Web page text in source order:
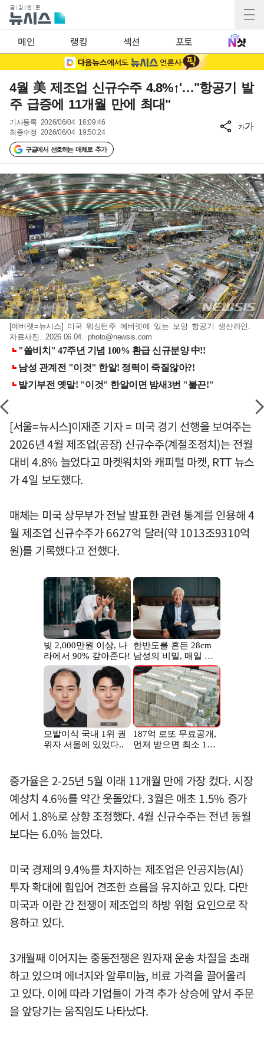
메인 랭킹 섹션 포토
4월 美 제조업 신규수주 4.8%↑'…"항공기 발
주 급증에 11개월 만에 최대"
기사등록 2026/06/04 16:09:46
최종수정 2026/06/04 19:50:24
구글에서 선호하는 매체로 추가
가가
[에버렛=뉴시스] 미국 워싱턴주 에버렛에 있는 보잉 항공기 생산라인.
자료사진. 2026.06.04. photo@newsis.com
[서울=뉴시스]이재준 기자 = 미국 경기 선행을 보여주는
2026년 4월 제조업(공장) 신규수주(계절조정치)는 전월
대비 4.8% 늘었다고 마켓워치와 캐피털 마켓, RTT 뉴스
가 4일 보도했다.
매체는 미국 상무부가 전날 발표한 관련 통계를 인용해 4
월 제조업 신규수주가 6627억 달러(약 1013조9310억
원)를 기록했다고 전했다.
증가율은 2-25년 5월 이래 11개월 만에 가장 컸다. 시장
예상치 4.6%를 약간 웃돌았다. 3월은 애초 1.5% 증가
에서 1.8%로 상향 조정했다. 4월 신규수주는 전년 동월
보다는 6.0% 늘었다.
미국 경제의 9.4%를 차지하는 제조업은 인공지능(AI)
투자 확대에 힘입어 견조한 흐름을 유지하고 있다. 다만
미국과 이란 간 전쟁이 제조업의 하방 위험 요인으로 작
용하고 있다.
3개월째 이어지는 중동전쟁은 원자재 운송 차질을 초래
하고 있으며 에너지와 알루미늄, 비료 가격을 끌어올리
고 있다. 이에 따라 기업들이 가격 추가 상승에 앞서 주문
을 앞당기는 움직임도 나타났다.